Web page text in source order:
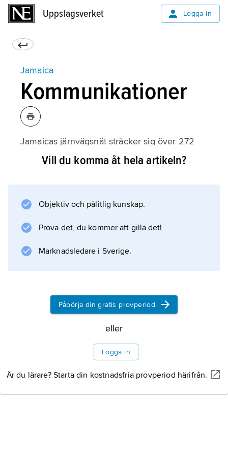
Uppslagsverket Logga in
Jamaica
Kommunikationer
Jamaicas järnvägsnät sträcker sig över 272
km och subventioneras av regeringen.
Information om artikeln
Vill du komma åt hela artikeln?
Objektiv och pålitlig kunskap.
Prova det, du kommer att gilla det!
Marknadsledare i Sverige.
Påbörja din gratis provperiod
eller
Logga in
Är du lärare? Starta din kostnadsfria provperiod härifrån.